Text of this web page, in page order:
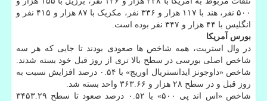
۵۰۰ نفر، هند با ۱۱۷ هزار و ۳۳۶ نفر، مکزیک با ۸۷ هزار و ۴۱۵ نفر و
انگلیس با ۴۴ هزار و ۳۴۷ نفر بوده است.
بورس آمریکا
در وال استریت، همه شاخص ها صعودی بودند تا جایی که هر سه
شاخص اصلی بورسی در سطح بالا تری از روز قبل خود بسته شدند.
شاخص «داوجونز ایدانستریال اوریج» با ۰.۵۴ درصد افزایش نسبت به
روز قبل و در سطح ۲۸ هزار و ۳۶۳.۶۶ واحد بسته شد.
شاخص «اس اند پی ۵۰۰» با ۰.۵۲ درصد صعود تا سطح ۳۴۵۳.۲۹